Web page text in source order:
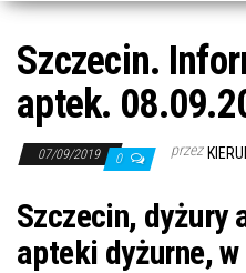
Szczecin.
aptek.
07/09/2019 0 przez
Szczecin, dyżury
apteki dyżurne,